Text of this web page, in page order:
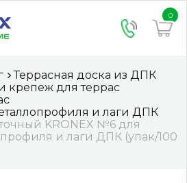
0
Террасная доска из ДПК
крепеж для террас
и лаги ДПК
KRONEX №6 для
и лаги ДПК (упак/100